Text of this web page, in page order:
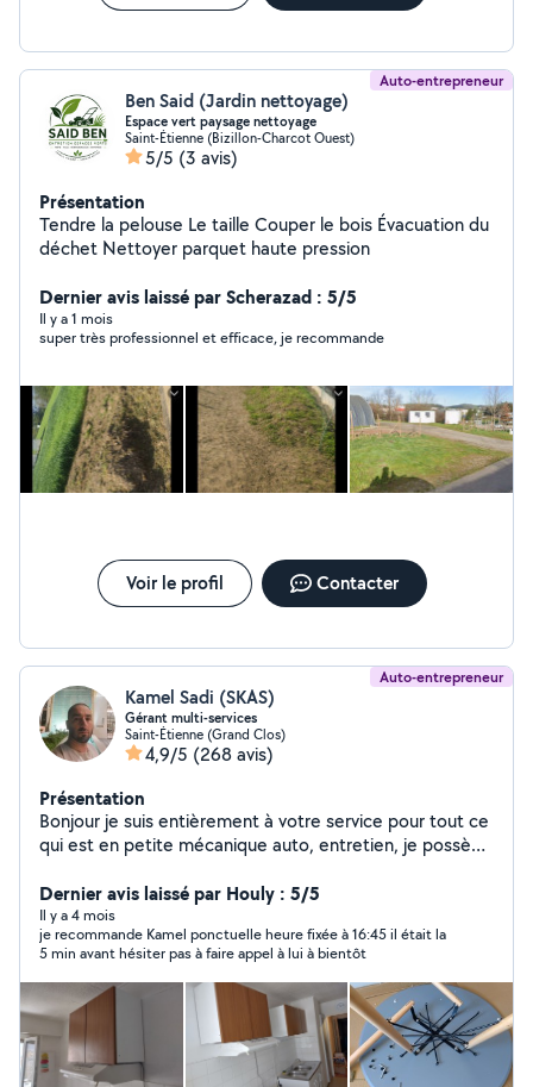
Auto-entrepreneur
Ben Said (Jardin nettoyage)
Espace vert paysage nettoyage
Saint-Étienne (Bizillon-Charcot Ouest)
5/5 (3 avis)
Présentation
Tendre la pelouse Le taille Couper le bois Évacuation du
déchet Nettoyer parquet haute pression
Dernier avis laissé par Scherazad : 5/5
Il y a 1 mois
super très professionnel et efficace, je recommande
Voir le profil Contacter
Auto-entrepreneur
Kamel Sadi (SKAS)
Gérant multi-services
Saint-Étienne (Grand Clos)
4,9/5 (268 avis)
Présentation
Bonjour je suis entièrement à votre service pour tout ce
qui est en petite mécanique auto, entretien, je possède
intérieur de votre habitation, je propose mes services
en déménagement .
Dernier avis laissé par Houly : 5/5
Il y a 4 mois
je recommande Kamel ponctuelle heure fixée à 16:45 il était la
5 min avant hésiter pas à faire appel à lui à bientôt